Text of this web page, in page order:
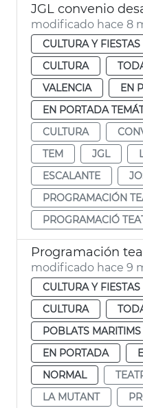
modificado hace 8
CULTURA Y
CULTURA
VALENCIA
EN
EN PORTADA
CULTURA
TEM
JGL
ESCALANTE
PROGRAMACIÓN
PROGRAMACIÓ
Programación
modificado hace 9
CULTURA Y
CULTURA
POBLATS MARITIMS
EN PORTADA
NORMAL
LA MUTANT